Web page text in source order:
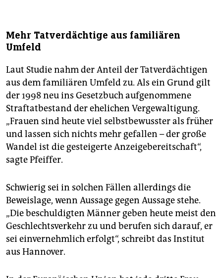
Mehr Tatverdächtige aus familiären
Umfeld
Laut Studie nahm der Anteil der Tatverdächtigen
aus dem familiären Umfeld zu. Als ein Grund gilt
der 1998 neu ins Gesetzbuch aufgenommene
Straftatbestand der ehelichen Vergewaltigung.
„Frauen sind heute viel selbstbewusster als früher
und lassen sich nichts mehr gefallen – der große
Wandel ist die gesteigerte Anzeigebereitschaft“,
sagte Pfeiffer.
Schwierig sei in solchen Fällen allerdings die
Beweislage, wenn Aussage gegen Aussage stehe.
„Die beschuldigten Männer geben heute meist den
Geschlechtsverkehr zu und berufen sich darauf, er
sei einvernehmlich erfolgt“, schreibt das Institut
aus Hannover.